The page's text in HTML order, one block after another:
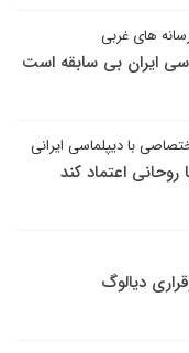
های غربی
ایران بی سابقه است
با دیپلماسی ایرانی
اعتماد کند
دیالوگ